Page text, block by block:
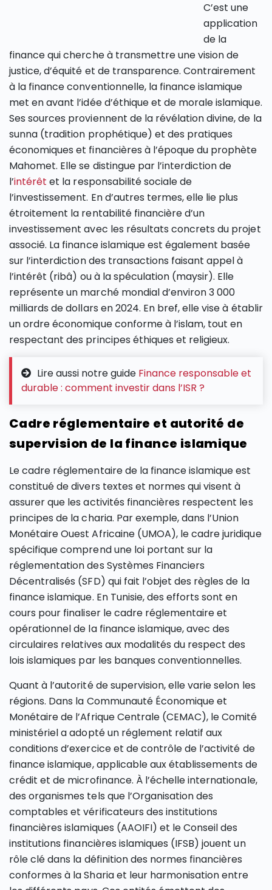
C’est une
application
de la
finance qui cherche à transmettre une vision de
justice, d’équité et de transparence. Contrairement
à la finance conventionnelle, la finance islamique
met en avant l’idée d’éthique et de morale islamique.
Ses sources proviennent de la révélation divine, de la
sunna (tradition prophétique) et des pratiques
économiques et financières à l’époque du prophète
Mahomet. Elle se distingue par l’interdiction de
l’intérêt et la responsabilité sociale de
l’investissement. En d’autres termes, elle lie plus
étroitement la rentabilité financière d’un
investissement avec les résultats concrets du projet
associé. La finance islamique est également basée
sur l’interdiction des transactions faisant appel à
l’intérêt (ribâ) ou à la spéculation (maysir). Elle
représente un marché mondial d’environ 3 000
milliards de dollars en 2024. En bref, elle vise à établir
un ordre économique conforme à l’islam, tout en
respectant des principes éthiques et religieux.
Lire aussi notre guide Finance responsable et
durable : comment investir dans l’ISR ?
Cadre réglementaire et autorité de
supervision de la finance islamique
Le cadre réglementaire de la finance islamique est
constitué de divers textes et normes qui visent à
assurer que les activités financières respectent les
principes de la charia. Par exemple, dans l’Union
Monétaire Ouest Africaine (UMOA), le cadre juridique
spécifique comprend une loi portant sur la
réglementation des Systèmes Financiers
Décentralisés (SFD) qui fait l’objet des règles de la
finance islamique. En Tunisie, des efforts sont en
cours pour finaliser le cadre réglementaire et
opérationnel de la finance islamique, avec des
circulaires relatives aux modalités du respect des
lois islamiques par les banques conventionnelles.
Quant à l’autorité de supervision, elle varie selon les
régions. Dans la Communauté Économique et
Monétaire de l’Afrique Centrale (CEMAC), le Comité
ministériel a adopté un réglement relatif aux
conditions d’exercice et de contrôle de l’activité de
finance islamique, applicable aux établissements de
crédit et de microfinance. À l’échelle internationale,
des organismes tels que l’Organisation des
comptables et vérificateurs des institutions
financières islamiques (AAOIFI) et le Conseil des
institutions financières islamiques (IFSB) jouent un
rôle clé dans la définition des normes financières
conformes à la Sharia et leur harmonisation entre